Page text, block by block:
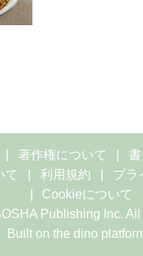
著作権について
て
利用規約
プラ
Cookieについて
Publishing Inc. All
Built on the dino